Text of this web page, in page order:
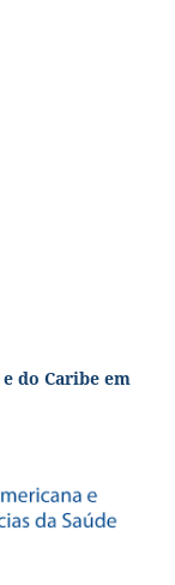
do Caribe em